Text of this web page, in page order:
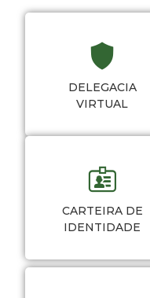
DELEGACIA
VIRTUAL
CARTEIRA DE
IDENTIDADE